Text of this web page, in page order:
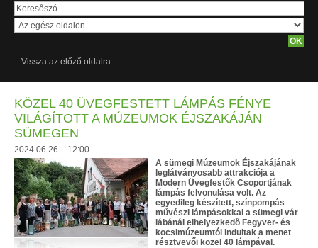
Vissza az előző oldalra
KÖZEL 40 ÜVEGFESTETT LÁMPÁS FÉNYE
VILÁGÍTOTT A MÚZEUMOK ÉJSZAKÁJÁN
SÜMEGEN
2024.06.26. - 12:00
A sümegi Múzeumok Éjszakájának
leglátványosabb attrakciója a
Modern Üvegfestők Csoportjának
lámpás felvonulása volt. Az
egyedileg készített, színpompás
művészi lámpásokkal a sümegi vár
lábánál elhelyezkedő Fegyver- és
kocsimúzeumtól indultak a menet
résztvevői közel 40 lámpával.